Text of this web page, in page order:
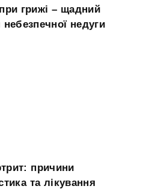
грижі – щадний
недуги
причини
та лікування